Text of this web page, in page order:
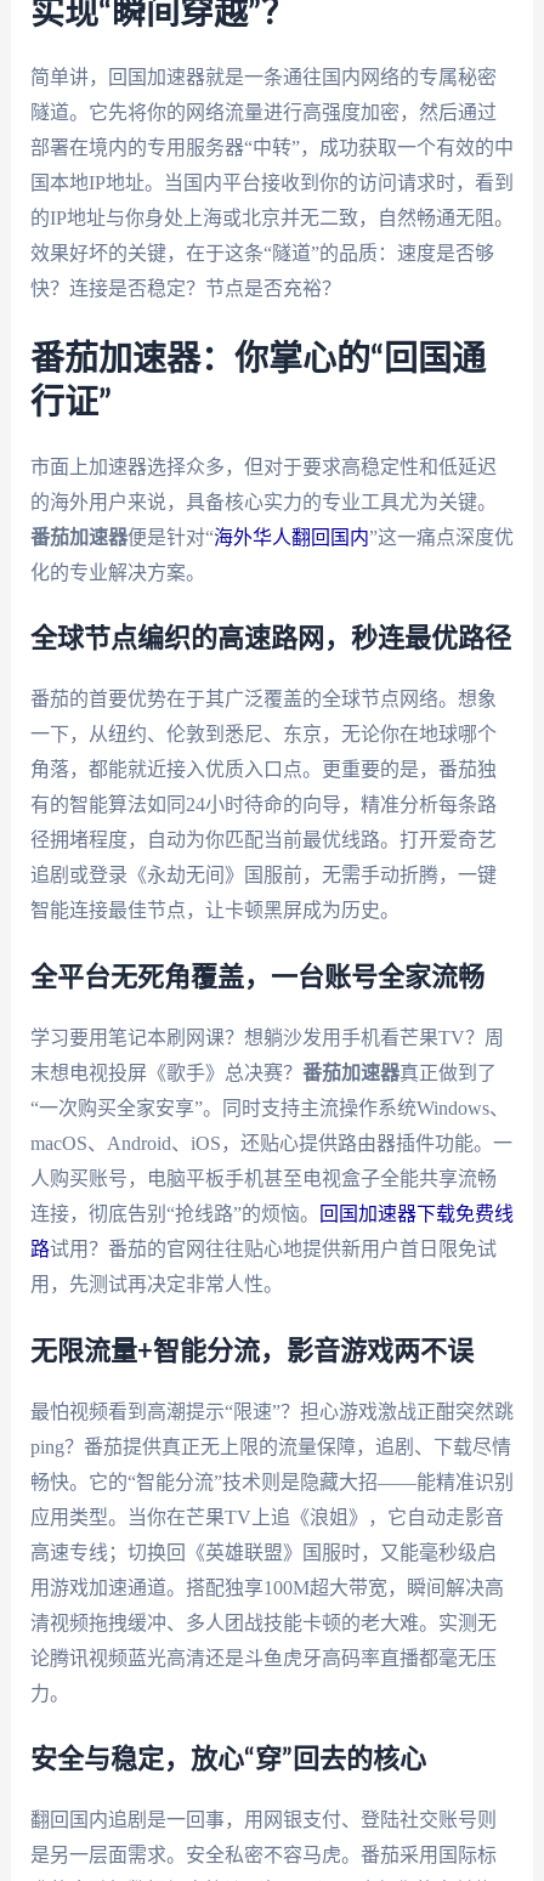
实现“瞬间穿越”？
简单讲，回国加速器就是一条通往国内网络的专属秘密
隧道。它先将你的网络流量进行高强度加密，然后通过
部署在境内的专用服务器“中转”，成功获取一个有效的中
国本地IP地址。当国内平台接收到你的访问请求时，看到
的IP地址与你身处上海或北京并无二致，自然畅通无阻。
效果好坏的关键，在于这条“隧道”的品质：速度是否够
快？连接是否稳定？节点是否充裕？
番茄加速器：你掌心的“回国通
行证”
市面上加速器选择众多，但对于要求高稳定性和低延迟
的海外用户来说，具备核心实力的专业工具尤为关键。
番茄加速器便是针对“海外华人翻回国内”这一痛点深度优
化的专业解决方案。
全球节点编织的高速路网，秒连最优路径
番茄的首要优势在于其广泛覆盖的全球节点网络。想象
一下，从纽约、伦敦到悉尼、东京，无论你在地球哪个
角落，都能就近接入优质入口点。更重要的是，番茄独
有的智能算法如同24小时待命的向导，精准分析每条路
径拥堵程度，自动为你匹配当前最优线路。打开爱奇艺
追剧或登录《永劫无间》国服前，无需手动折腾，一键
智能连接最佳节点，让卡顿黑屏成为历史。
全平台无死角覆盖，一台账号全家流畅
学习要用笔记本刷网课？想躺沙发用手机看芒果TV？周
末想电视投屏《歌手》总决赛？ 番茄加速器真正做到了
“一次购买全家安享”。同时支持主流操作系统Windows、
macOS、Android、iOS，还贴心提供路由器插件功能。一
人购买账号，电脑平板手机甚至电视盒子全能共享流畅
连接，彻底告别“抢线路”的烦恼。
回国加速器下载免费线
路试用？番茄的官网往往贴心地提供新用户首日限免试
用，先测试再决定非常人性。
无限流量+智能分流，影音游戏两不误
最怕视频看到高潮提示“限速”？担心游戏激战正酣突然跳
ping？番茄提供真正无上限的流量保障，追剧、下载尽情
畅快。它的“智能分流”技术则是隐藏大招——能精准识别
应用类型。当你在芒果TV上追《浪姐》，它自动走影音
高速专线；切换回《英雄联盟》国服时，又能毫秒级启
用游戏加速通道。搭配独享100M超大带宽，瞬间解决高
清视频拖拽缓冲、多人团战技能卡顿的老大难。实测无
论腾讯视频蓝光高清还是斗鱼虎牙高码率直播都毫无压
力。
安全与稳定，放心“穿”回去的核心
翻回国内追剧是一回事，用网银支付、登陆社交账号则
是另一层面需求。安全私密不容马虎。番茄采用国际标